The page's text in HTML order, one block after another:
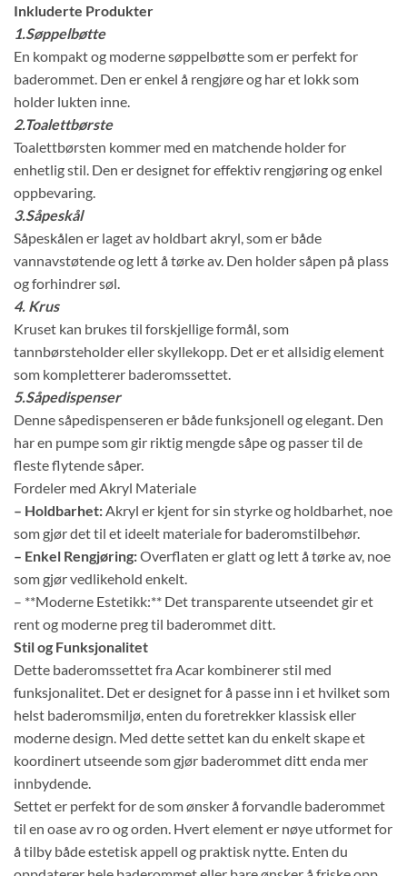
Inkluderte Produkter
1.Søppelbøtte
En kompakt og moderne søppelbøtte som er perfekt for
baderommet. Den er enkel å rengjøre og har et lokk som
holder lukten inne.
2.Toalettbørste
Toalettbørsten kommer med en matchende holder for
enhetlig stil. Den er designet for effektiv rengjøring og enkel
oppbevaring.
3.Såpeskål
Såpeskålen er laget av holdbart akryl, som er både
vannavstøtende og lett å tørke av. Den holder såpen på plass
og forhindrer søl.
4. Krus
Kruset kan brukes til forskjellige formål, som
tannbørsteholder eller skyllekopp. Det er et allsidig element
som kompletterer baderomssettet.
5.Såpedispenser
Denne såpedispenseren er både funksjonell og elegant. Den
har en pumpe som gir riktig mengde såpe og passer til de
fleste flytende såper.
Fordeler med Akryl Materiale
– Holdbarhet:Akryl er kjent for sin styrke og holdbarhet, noe
som gjør det til et ideelt materiale for baderomstilbehør.
– Enkel Rengjøring:Overflaten er glatt og lett å tørke av, noe
som gjør vedlikehold enkelt.
– **Moderne Estetikk:** Det transparente utseendet gir et
rent og moderne preg til baderommet ditt.
Stil og Funksjonalitet
Dette baderomssettet fra Acar kombinerer stil med
funksjonalitet. Det er designet for å passe inn i et hvilket som
helst baderomsmiljø, enten du foretrekker klassisk eller
moderne design. Med dette settet kan du enkelt skape et
koordinert utseende som gjør baderommet ditt enda mer
innbydende.
Settet er perfekt for de som ønsker å forvandle baderommet
til en oase av ro og orden. Hvert element er nøye utformet for
å tilby både estetisk appell og praktisk nytte. Enten du